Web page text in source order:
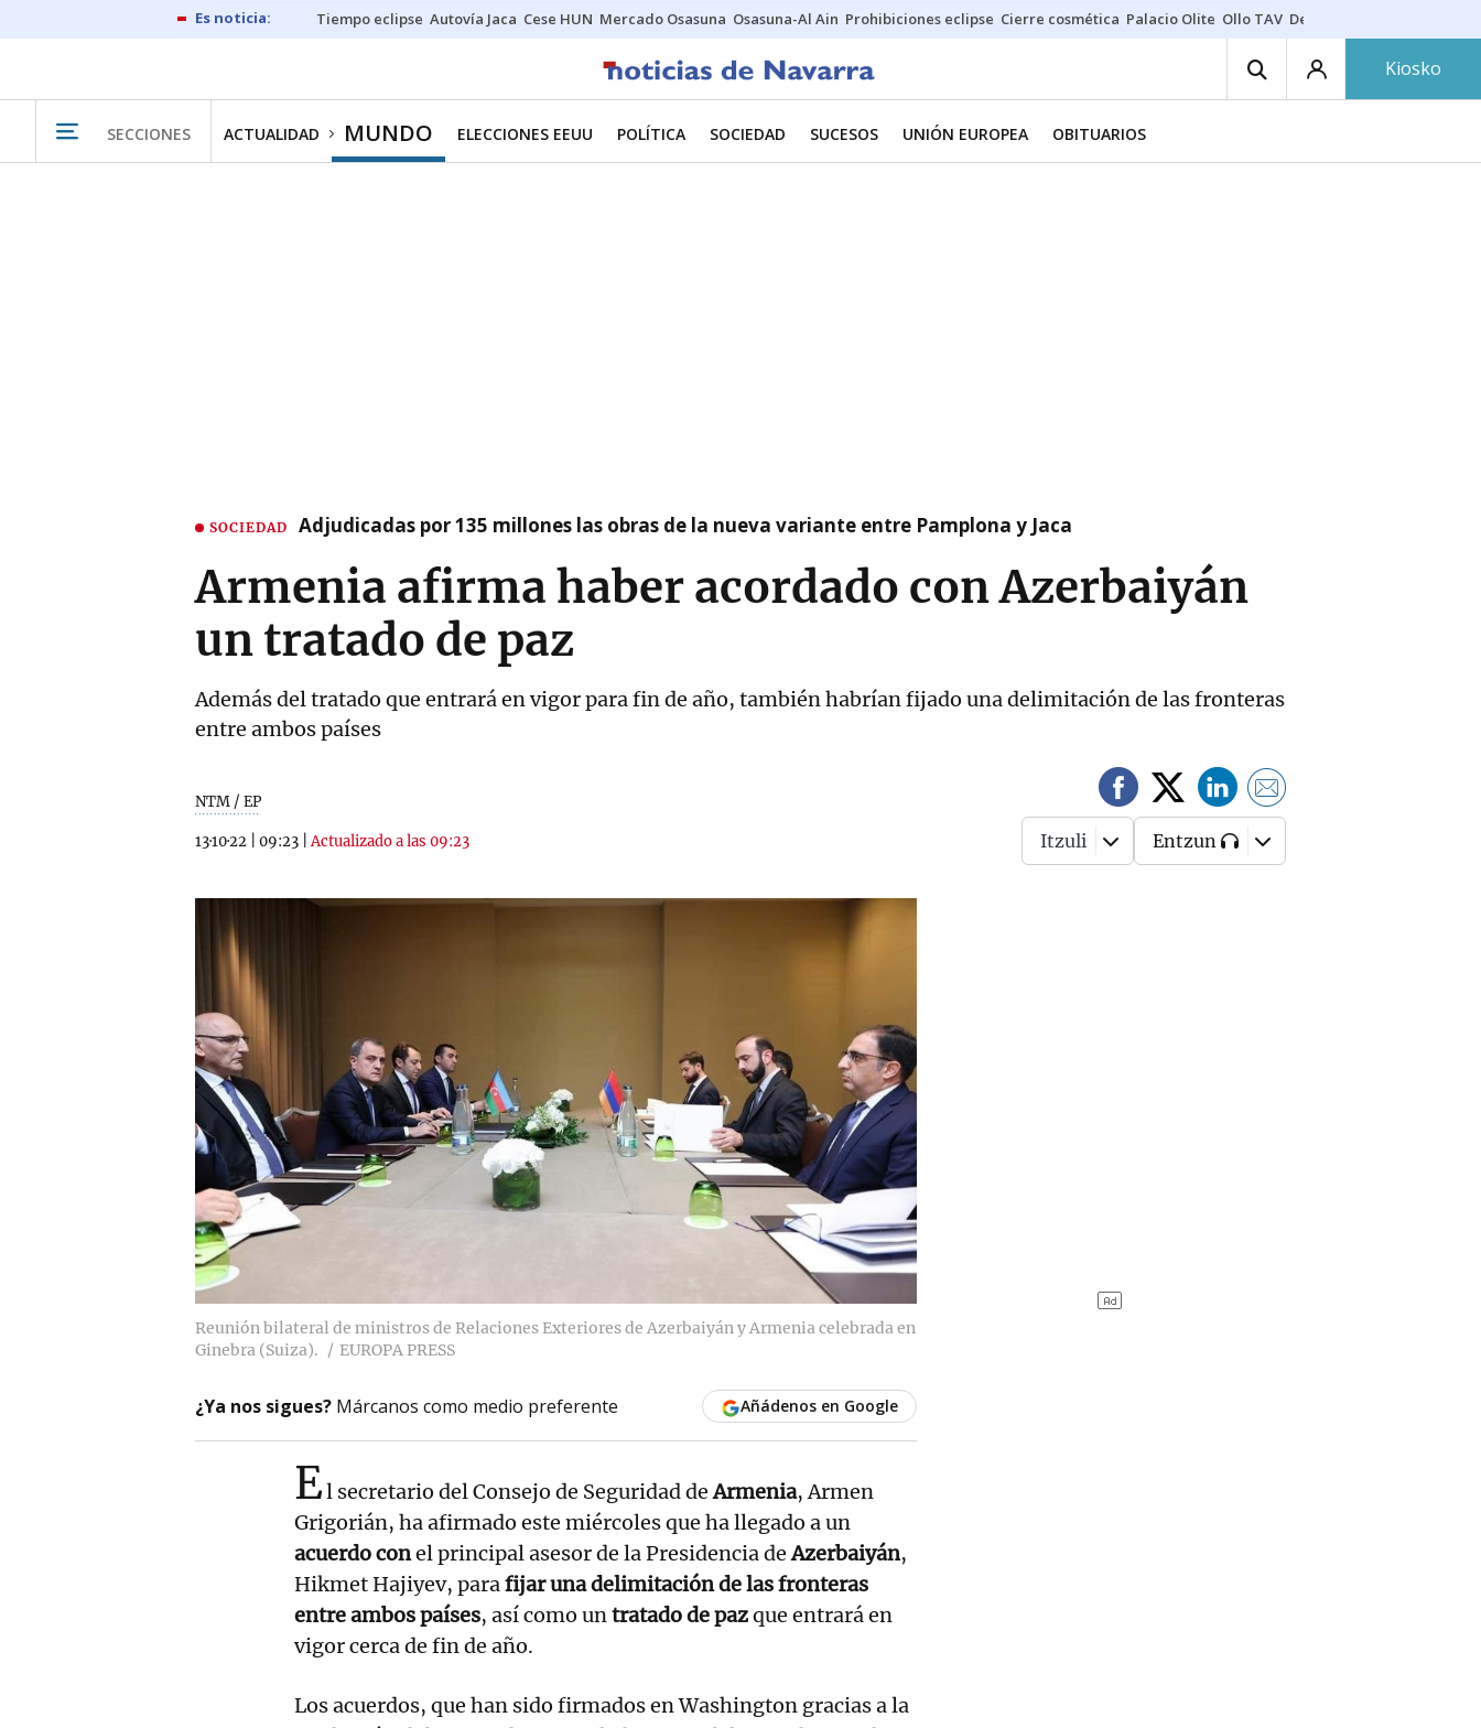
Tiempo eclipse Autovía Jaca Cese HUN Mercado Osasuna Osasuna-Al Ain Prohibiciones eclipse Cierre cosmética Palacio Olite Ollo TAV Derrama vecinos
Kiosko
SECCIONES ACTUALIDAD MUNDO ELECCIONES EEUU POLÍTICA SOCIEDAD SUCESOS UNIÓN EUROPEA OBITUARIOS
SOCIEDAD Adjudicadas por 135 millones las obras de la nueva variante entre Pamplona y Jaca
Armenia afirma haber acordado con Azerbaiyán
un tratado de paz
Además del tratado que entrará en vigor para fin de año, también habrían fijado una delimitación de las fronteras
entre ambos países
NTM / EP
13·10·22 09:23 |Actualizado a las 09:23 Itzuli Entzun
Reunión bilateral de ministros de Relaciones Exteriores de Azerbaiyán y Armenia celebrada en
Ginebra (Suiza).
EUROPA PRESS
¿Ya nos sigues? Márcanos como medio preferente Añádenos en Google
El secretario del Consejo de Seguridad deArmenia, Armen
Grigorián, ha afirmado este miércoles que ha llegado a un
acuerdo conel principal asesor de la Presidencia deAzerbaiyán,
Hikmet Hajiyev, parafijar una delimitación de las fronteras
entre ambos países, así como untratado de pazque entrará en
vigor cerca de fin de año.
Los acuerdos, que han sido firmados en Washington gracias a la